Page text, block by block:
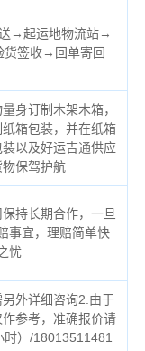
→起运地物流站→
签收→回单寄回
身订制木架木箱，
箱包装，并在纸箱
以及好运吉通供应
保驾护航
持长期合作，一旦
事宜，理赔简单快
忧
外详细咨询2.由于
参考，准确报价请
）/18013511481